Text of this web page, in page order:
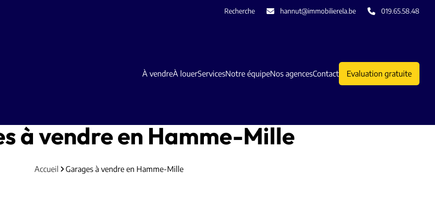
Recherche hannut@immobilierela.be 019.65.58.48
À vendreÀ louerServicesNotre équipeNos agencesContact Evaluation gratuite
à vendre en Hamme-Mille
Accueil Garages à vendre en Hamme-Mille